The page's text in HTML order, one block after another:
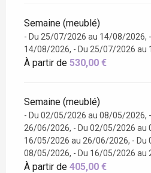
Semaine (meublé)
- Du 25/07/2026 au 14/08/2026,
14/08/2026, - Du 25/07/2026 au
À partir de 530,00 €
Semaine (meublé)
- Du 02/05/2026 au 08/05/2026,
26/06/2026, - Du 02/05/2026 au
16/05/2026 au 26/06/2026, - Du
08/05/2026, - Du 16/05/2026 au
À partir de 405,00 €